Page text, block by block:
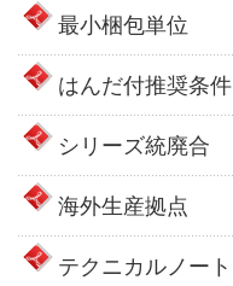
最小梱包単位
はんだ付推奨条件
シリーズ統廃合
海外生産拠点
テクニカルノート